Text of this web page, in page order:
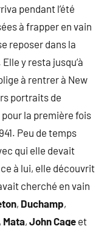
pendant l’été
à frapper en vain
reposer dans la
y resta jusqu’à
à rentrer à New
portraits de
la première fois
Peu de temps
qui elle devait
à lui, elle découvrit
cherché en vain
, Duchamp,
, Mata, John Cage et